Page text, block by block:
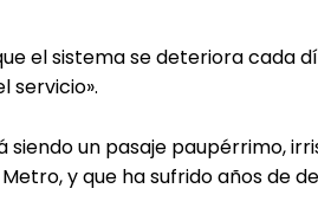
el sistema se deteriora cada
servicio».
siendo un pasaje paupérrimo,
y que ha sufrido años de